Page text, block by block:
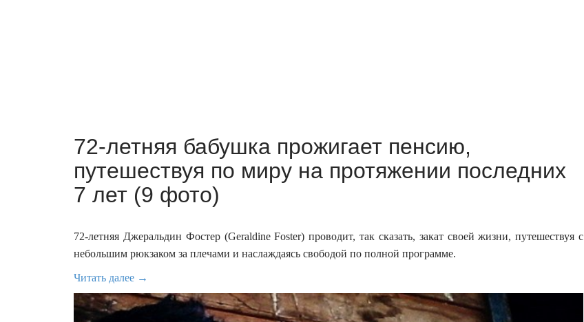
72-летняя бабушка прожигает пенсию,
путешествуя по миру на протяжении последних
7 лет (9 фото)
72-летняя Джеральдин Фостер (Geraldine Foster) проводит, так сказать, закат своей жизни, путешествуя с
небольшим рюкзаком за плечами и наслаждаясь свободой по полной программе.
Читать далее →